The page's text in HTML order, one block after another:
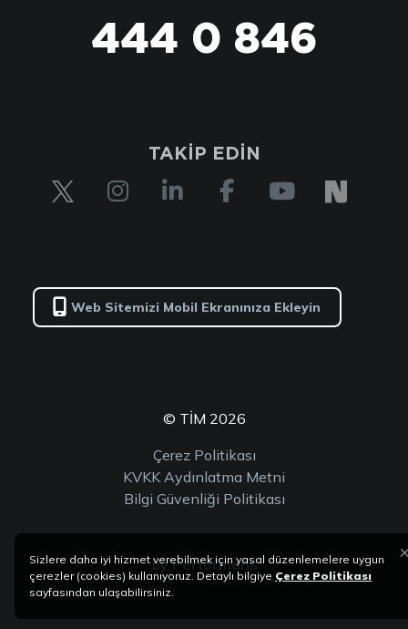
444 0 846
444 0 TİM
TAKİP EDİN
Web Sitemizi Mobil Ekranınıza Ekleyin
© TİM 2026
Çerez Politikası
KVKK Aydınlatma Metni
Bilgi Güvenliği Politikası
byPerformans
Sizlere daha iyi hizmet verebilmek için yasal düzenlemelere uygun
çerezler (cookies) kullanıyoruz. Detaylı bilgiye Çerez Politikası
sayfasından ulaşabilirsiniz.